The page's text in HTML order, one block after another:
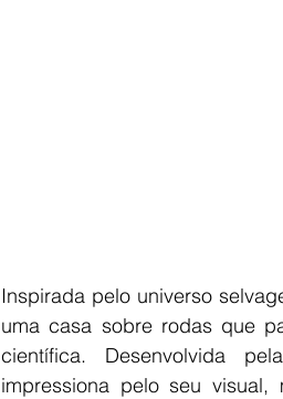
Inspirada pelo universo
uma casa sobre rodas que
científica. Desenvolvida
impressiona pelo seu